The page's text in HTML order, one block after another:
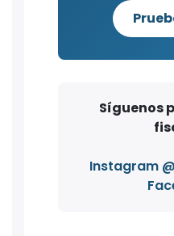
Síguenos
Instagram